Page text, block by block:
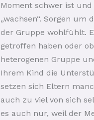
Moment schwer ist
„wachsen“. Sorgen
der Gruppe wohlfühlt.
getroffen haben oder
heterogenen Gruppe
Ihrem Kind die
setzen sich Eltern
auch zu viel von sich
es auch nur, weil der